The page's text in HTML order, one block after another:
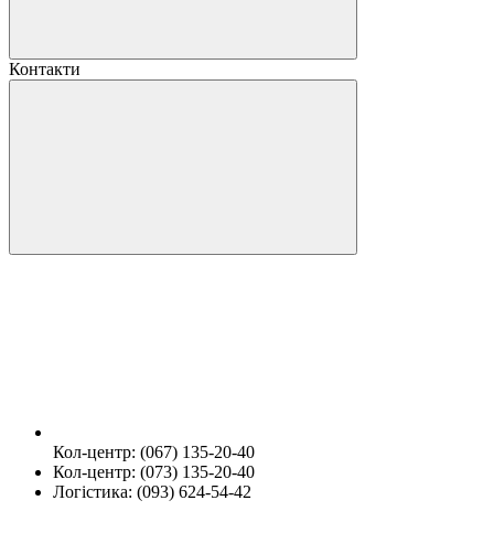
Контакти
Кол-центр: (067) 135-20-40
Кол-центр: (073) 135-20-40
Логістика: (093) 624-54-42